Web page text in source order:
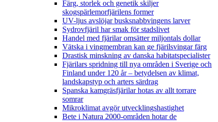
Färg, storlek och genetik skiljer
skogspärlemorfjärilens former
UV-ljus avslöjar busksnabbvingens larver
Sydrovfjäril har smak för stadslivet
Handel med fjärilar omsätter miljontals dollar
Vätska i vingmembran kan ge fjärilsvingar färg
Drastisk minskning av danska habitatspecialister
Fjärilars spridning till nya områden i Sverige och
Finland under 120 år– betydelsen av klimat,
landskapstyp och arters särdrag
Spanska kamgräsfjärilar hotas av allt torrare
somrar
Mikroklimat avgör utvecklingshastighet
Bete i Natura 2000-områden hotar de